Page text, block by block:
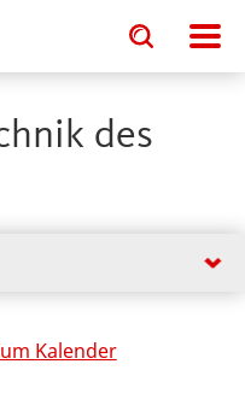
Toggle
search
input
Toggle
search
input
des
Kalender